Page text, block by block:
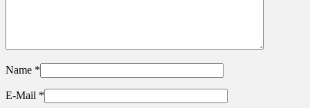
Name *
E-Mail *